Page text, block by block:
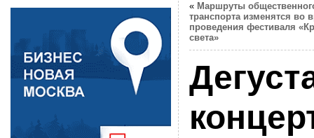
« Маршруты
транспорта изменятся во
проведения фестиваля
света»